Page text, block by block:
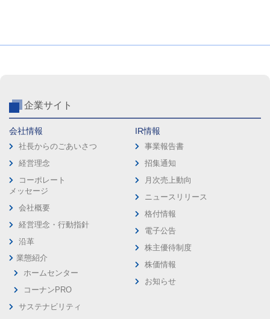
企業サイト
会社情報
社長からのごあいさつ
経営理念
コーポレート
メッセージ
会社概要
経営理念・行動指針
沿革
業態紹介
ホームセンター
コーナンPRO
サステナビリティ
IR情報
事業報告書
招集通知
月次売上動向
ニュースリリース
格付情報
電子公告
株主優待制度
株価情報
お知らせ